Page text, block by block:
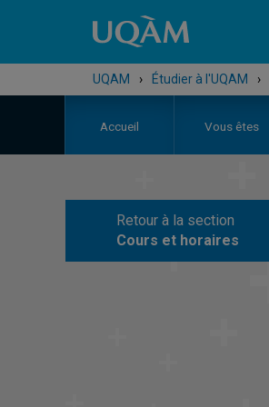
UQAM › Étudier à l'UQAM ›
Accueil Vous êtes
Retour à la section
Cours et horaires